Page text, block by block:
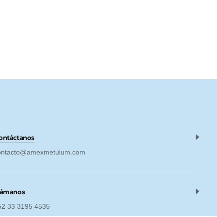
33 3195 4535